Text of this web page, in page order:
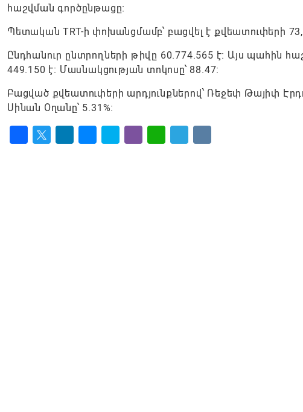
հաշվման գործընթացը։
Պետական TRT-ի փոխանցմամբ՝ բացվել է քվեատուփերի
Ընդհանուր ընտրողների թիվը 60.774.565 է։ Այս պահին
449.150 է։ Մասնակցության տոկոսը՝ 88.47։
Բացված քվեատուփերի արդյունքներով՝ Ռեջեփ Թայիփ
Սինան Օղանը՝ 5.31%։